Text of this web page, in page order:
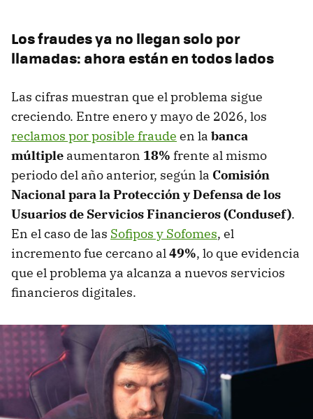
Los fraudes ya no llegan solo por
llamadas: ahora están en todos lados
Las cifras muestran que el problema sigue
creciendo. Entre enero y mayo de 2026, los
reclamos por posible fraude en la banca
múltiple aumentaron 18% frente al mismo
periodo del año anterior, según la Comisión
Nacional para la Protección y Defensa de los
Usuarios de Servicios Financieros (Condusef).
En el caso de las Sofipos y Sofomes, el
incremento fue cercano al49%, lo que evidencia
que el problema ya alcanza a nuevos servicios
financieros digitales.